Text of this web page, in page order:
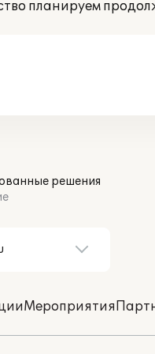
планируем
решения
Мероприятия